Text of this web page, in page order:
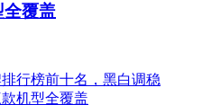
全覆盖